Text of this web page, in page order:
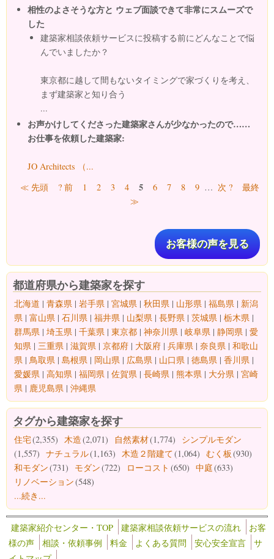
相性のよさそうな方と ウェブ面談できて非常にスムーズで
した
建築家相談依頼サービスに投稿する前にどんなことで悩
んでいましたか？
東京都に越して間もないタイミングで家づくりを考え、
まず建築家と知り合う
...
お声かけしてくださった建築家さんが少なかったので……
お仕事を依頼した建築家:
JO Architects （...
ページ
≪ 先頭 ? 前 1 2 3 4 5 6 7 8 9 … 次 ?
最終
≫
お客様の声を見る
都道府県から建築家を探す
北海道 | 青森県 | 岩手県 | 宮城県 | 秋田県 | 山形県 | 福島県 | 新潟
県 | 富山県 | 石川県 | 福井県 | 山梨県 | 長野県 | 茨城県 | 栃木県 |
群馬県 | 埼玉県 | 千葉県 | 東京都 | 神奈川県 | 岐阜県 | 静岡県 | 愛
知県 | 三重県 | 滋賀県 | 京都府 | 大阪府 | 兵庫県 | 奈良県 | 和歌山
県 | 鳥取県 | 島根県 | 岡山県 | 広島県 | 山口県 | 徳島県 | 香川県 |
愛媛県 | 高知県 | 福岡県 | 佐賀県 | 長崎県 | 熊本県 | 大分県 | 宮崎
県 | 鹿児島県 | 沖縄県
タグから建築家を探す
住宅(2,355) 木造(2,071) 自然素材(1,774)
シンプルモダン
(1,557) ナチュラル(1,163) 木造２階建て(1,064) むく板 (930)
和モダン(731) モダン(722) ローコスト (650) 中庭(633)
リノベーション(548)
...続き...
建築家紹介センター・TOP 建築家相談依頼サービスの流れ
お客
様の声
相談・依頼事例 料金 よくある質問 安心安全宣言
サ